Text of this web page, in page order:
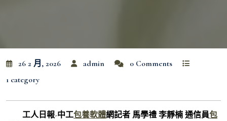
26 2 月, 2026 admin
0 Comments
1 category
工人日報-中工包養軟體網記者 馬學禮 李靜楠 通信員包